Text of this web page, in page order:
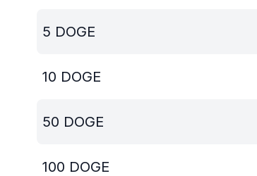
5 DOGE
10 DOGE
50 DOGE
100 DOGE